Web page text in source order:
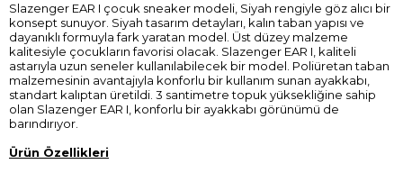
Slazenger EAR I çocuk sneaker modeli, Siyah rengiyle göz alıcı bir
konsept sunuyor. Siyah tasarım detayları, kalın taban yapısı ve
dayanıklı formuyla fark yaratan model. Üst düzey malzeme
kalitesiyle çocukların favorisi olacak. Slazenger EAR I, kaliteli
astarıyla uzun seneler kullanılabilecek bir model. Poliüretan taban
malzemesinin avantajıyla konforlu bir kullanım sunan ayakkabı,
standart kalıptan üretildi. 3 santimetre topuk yüksekliğine sahip
olan Slazenger EAR I, konforlu bir ayakkabı görünümü de
barındırıyor.
Ürün Özellikleri